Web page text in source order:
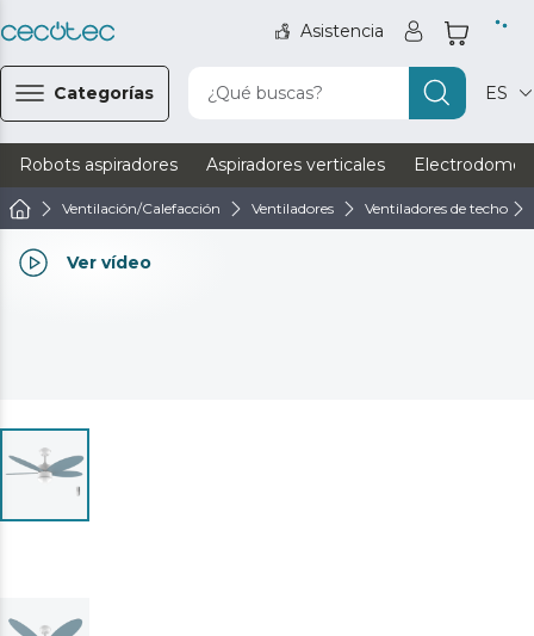
Asistencia
Categorías ¿Qué buscas? ES
Robots aspiradores Aspiradores verticales
Ventilación/Calefacción Ventiladores Ventiladores de techo
Ver vídeo